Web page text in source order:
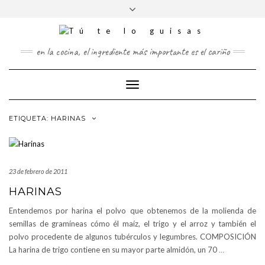
TWITTERPINTEREST
cabecera
en la cocina, el ingrediente más importante es el cariño
Cambiar
modo
ETIQUETA: HARINAS
23 de febrero de 2011
HARINAS
Entendemos por harina el polvo que obtenemos de la molienda de
semillas de gramíneas cómo él maíz, el trigo y el arroz y también el
polvo procedente de algunos tubérculos y legumbres. COMPOSICIÓN
La harina de trigo contiene en su mayor parte almidón, un 70 …